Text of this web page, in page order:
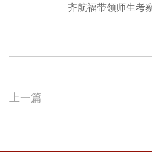
齐航福带领师生考
上一篇